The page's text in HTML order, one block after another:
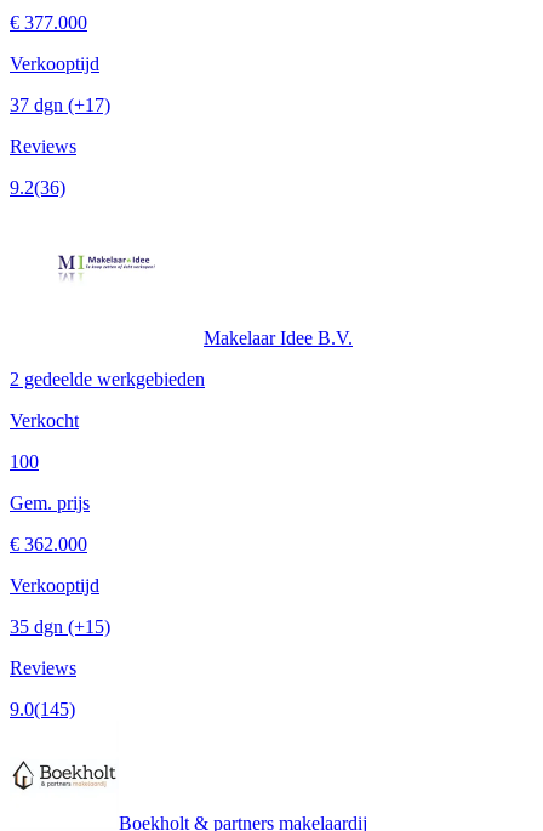
€ 377.000
Verkooptijd
37 dgn (+17)
Reviews
9.2(36)
Makelaar Idee B.V.
2 gedeelde werkgebieden
Verkocht
100
Gem. prijs
€ 362.000
Verkooptijd
35 dgn (+15)
Reviews
9.0(145)
Boekholt & partners makelaardij